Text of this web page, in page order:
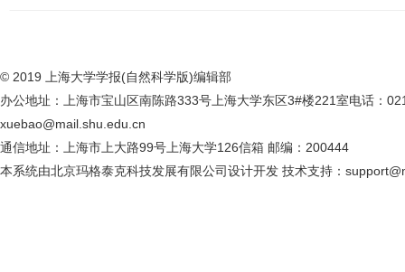
© 2019 上海大学学报(自然科学版)编辑部
办公地址：上海市宝山区南陈路333号上海大学东区3#楼221室电话
xuebao@mail.shu.edu.cn
通信地址：上海市上大路99号上海大学126信箱 邮编：200444
本系统由北京玛格泰克科技发展有限公司设计开发 技术支持：